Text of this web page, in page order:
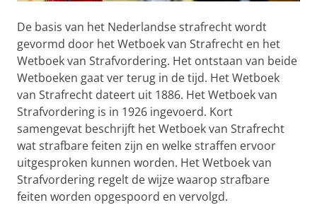
De basis van het Nederlandse strafrecht wordt
gevormd door het Wetboek van Strafrecht en het
Wetboek van Strafvordering. Het ontstaan van beide
Wetboeken gaat ver terug in de tijd. Het Wetboek
van Strafrecht dateert uit 1886. Het Wetboek van
Strafvordering is in 1926 ingevoerd. Kort
samengevat beschrijft het Wetboek van Strafrecht
wat strafbare feiten zijn en welke straffen ervoor
uitgesproken kunnen worden. Het Wetboek van
Strafvordering regelt de wijze waarop strafbare
feiten worden opgespoord en vervolgd.